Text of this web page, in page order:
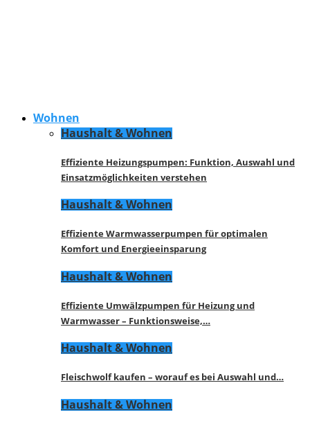
Wohnen
Haushalt & Wohnen
Effiziente Heizungspumpen: Funktion, Auswahl und
Einsatzmöglichkeiten verstehen
Haushalt & Wohnen
Effiziente Warmwasserpumpen für optimalen
Komfort und Energieeinsparung
Haushalt & Wohnen
Effiziente Umwälzpumpen für Heizung und
Warmwasser – Funktionsweise,…
Haushalt & Wohnen
Fleischwolf kaufen – worauf es bei Auswahl und…
Haushalt & Wohnen